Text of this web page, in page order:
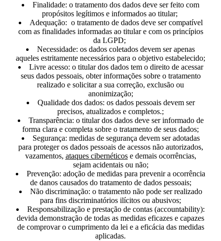
Finalidade: o tratamento dos dados deve ser feito com
propósitos legítimos e informados ao titular;
Adequação: o tratamento de dados deve ser compatível
com as finalidades informadas ao titular e com os princípios
da LGPD;
Necessidade: os dados coletados devem ser apenas
aqueles estritamente necessários para o objetivo estabelecido;
Livre acesso: o titular dos dados tem o direito de acessar
seus dados pessoais, obter informações sobre o tratamento
realizado e solicitar a sua correção, exclusão ou
anonimização;
Qualidade dos dados: os dados pessoais devem ser
precisos, atualizados e completos.;
Transparência: o titular dos dados deve ser informado de
forma clara e completa sobre o tratamento de seus dados;
Segurança: medidas de segurança devem ser adotadas
para proteger os dados pessoais de acessos não autorizados,
vazamentos, ataques cibernéticose demais ocorrências,
sejam acidentais ou não;
Prevenção: adoção de medidas para prevenir a ocorrência
de danos causados do tratamento de dados pessoais;
Não discriminação: o tratamento não pode ser realizado
para fins discriminatórios ilícitos ou abusivos;
Responsabilização e prestação de contas (accountability):
devida demonstração de todas as medidas eficazes e capazes
de comprovar o cumprimento da lei e a eficácia das medidas
aplicadas.